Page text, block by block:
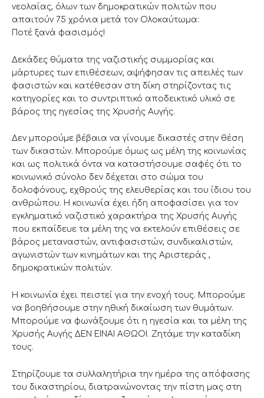
νεολαίας, όλων των δημοκρατικών πολιτών που
απαιτούν 75 χρόνια μετά τον Ολοκαύτωμα:
Ποτέ ξανά φασισμός!
Δεκάδες θύματα της ναζιστικής συμμορίας και
μάρτυρες των επιθέσεων, αψήφησαν τις απειλές των
φασιστών και κατέθεσαν στη δίκη στηρίζοντας τις
κατηγορίες και το συντριπτικό αποδεικτικό υλικό σε
βάρος της ηγεσίας της Χρυσής Αυγής.
Δεν μπορούμε βέβαια να γίνουμε δικαστές στην θέση
των δικαστών. Μπορούμε όμως ως μέλη της κοινωνίας
και ως πολιτικά όντα να καταστήσουμε σαφές ότι το
κοινωνικό σύνολο δεν δέχεται στο σώμα του
δολοφόνους, εχθρούς της ελευθερίας και του ίδιου του
ανθρώπου. Η κοινωνία έχει ήδη αποφασίσει για τον
εγκληματικό ναζιστικό χαρακτήρα της Χρυσής Αυγής
που εκπαίδευε τα μέλη της να εκτελούν επιθέσεις σε
βάρος μεταναστών, αντιφασιστών, συνδικαλιστών,
αγωνιστών των κινημάτων και της Αριστεράς ,
δημοκρατικών πολιτών.
Η κοινωνία έχει πειστεί για την ενοχή τους. Μπορούμε
να βοηθήσουμε στην ηθική δικαίωση των θυμάτων.
Μπορούμε να φωνάξουμε ότι η ηγεσία και τα μέλη της
Χρυσής Αυγής ΔΕΝ ΕΙΝΑΙ ΑΘΩΟΙ. Ζητάμε την καταδίκη
τους.
Στηρίζουμε τα συλλαλητήρια την ημέρα της απόφασης
του δικαστηρίου, διατρανώνοντας την πίστη μας στη